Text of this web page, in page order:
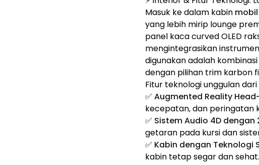
Masuk ke dalam kabin
yang lebih mirip lounge
panel kaca curved OLED
mengintegrasikan
digunakan adalah
dengan pilihan trim karbon
Fitur teknologi unggulan dari
✅ Augmented Reality
kecepatan, dan peringatan
✅ Sistem Audio 4D dengan
getaran pada kursi dan
✅ Kabin dengan Teknologi
kabin tetap segar dan